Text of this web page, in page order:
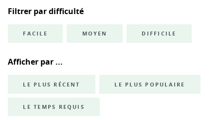
Filtrer par difficulté
FACILE MOYEN DIFFICILE
Afficher par ...
LE PLUS RÉCENT LE PLUS POPULAIRE
LE TEMPS REQUIS